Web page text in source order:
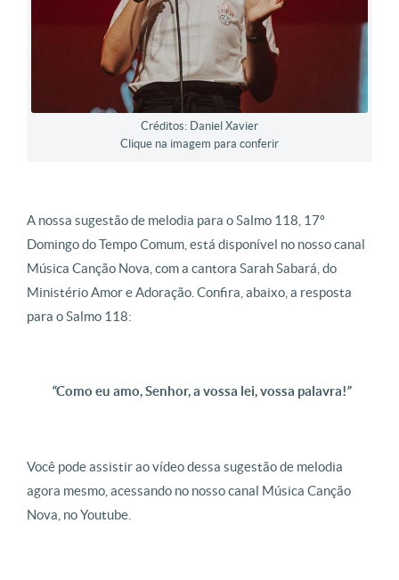
Créditos: Daniel Xavier
Clique na imagem para conferir
A nossa sugestão de melodia para o Salmo 118, 17º
Domingo do Tempo Comum, está disponível no nosso canal
Música Canção Nova, com a cantora Sarah Sabará, do
Ministério Amor e Adoração. Confira, abaixo, a resposta
para o Salmo 118:
“Como eu amo, Senhor, a vossa lei, vossa palavra!”
Você pode assistir ao vídeo dessa sugestão de melodia
agora mesmo, acessando no nosso canal Música Canção
Nova, no Youtube.